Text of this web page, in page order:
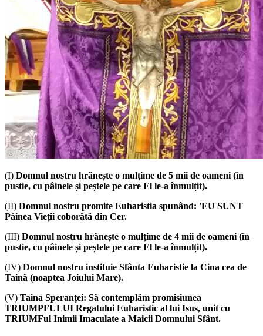
(I) Domnul nostru hrănește o mulțime de 5 mii de oameni (în
pustie, cu pâinele și peștele pe care El le-a înmulțit).
(II) Domnul nostru promite Euharistia spunând: 'EU SUNT
Pâinea Vieții coborâtă din Cer.
(III) Domnul nostru hrănește o mulțime de 4 mii de oameni (în
pustie, cu pâinele și peștele pe care El le-a înmulțit).
(IV) Domnul nostru instituie Sfânta Euharistie la Cina cea de
Taină (noaptea Joiului Mare).
(V) Taina Speranței: Să contemplăm promisiunea
TRIUMPFULUI Regatului Euharistic al lui Isus, unit cu
TRIUMFul Inimii Imaculate a Maicii Domnului Sfânt.